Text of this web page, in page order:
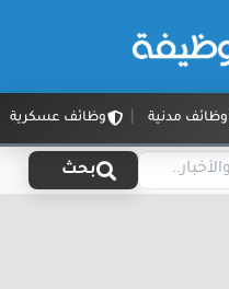
وظائف مدنية وظائف عسكرية
بحث